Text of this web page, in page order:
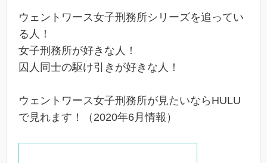
ウェントワース女子刑務所シリーズを追ってい
る人！
女子刑務所が好きな人！
囚人同士の駆け引きが好きな人！
ウェントワース女子刑務所が見たいならHULU
で見れます！（2020年6月情報）